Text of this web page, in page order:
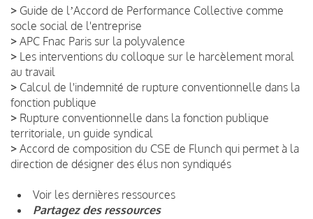
> Guide de lʼAccord de Performance Collective comme
socle social de l'entreprise
> APC Fnac Paris sur la polyvalence
> Les interventions du colloque sur le harcèlement moral
au travail
> Calcul de l'indemnité de rupture conventionnelle dans la
fonction publique
> Rupture conventionnelle dans la fonction publique
territoriale, un guide syndical
> Accord de composition du CSE de Flunch qui permet à la
direction de désigner des élus non syndiqués
Voir les dernières ressources
Partagez des ressources